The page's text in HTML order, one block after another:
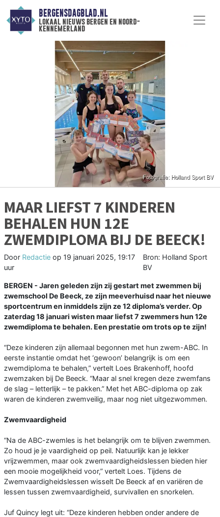
BERGENSDAGBLAD.NL
lokaal nieuws bergen en noord-
kennemerland
MAAR LIEFST 7 KINDEREN
BEHALEN HUN 12E
ZWEMDIPLOMA BIJ DE BEECK!
Door Redactie op 19 januari 2025, 19:17
uur
Bron: Holland Sport
BV
BERGEN - Jaren geleden zijn zij gestart met zwemmen bij
zwemschool De Beeck, ze zijn meeverhuisd naar het nieuwe
sportcentrum en inmiddels zijn ze 12 diploma’s verder. Op
zaterdag 18 januari wisten maar liefst 7 zwemmers hun 12e
zwemdiploma te behalen. Een prestatie om trots op te zijn!
“Deze kinderen zijn allemaal begonnen met hun zwem-ABC. In
eerste instantie omdat het ‘gewoon’ belangrijk is om een
zwemdiploma te behalen,” vertelt Loes Brakenhoff, hoofd
zwemzaken bij De Beeck. “Maar al snel kregen deze zwemfans
de slag – letterlijk – te pakken.” Met het ABC-diploma op zak
waren de kinderen zwemveilig, maar nog niet uitgezwommen.
Zwemvaardigheid
“Na de ABC-zwemles is het belangrijk om te blijven zwemmen.
Zo houd je je vaardigheid op peil. Natuurlijk kan je lekker
vrijzwemmen, maar ook zwemvaardigheidslessen bieden hier
een mooie mogelijkheid voor,” vertelt Loes. Tijdens de
Zwemvaardigheidslessen wisselt De Beeck af en variëren de
lessen tussen zwemvaardigheid, survivallen en snorkelen.
Juf Quincy legt uit: “Deze kinderen hebben onder andere de